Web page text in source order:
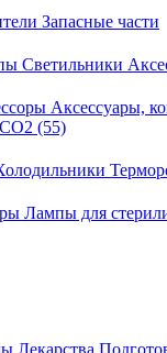
Запасные части
Светильники
Аксессуары,
(55)
Лампы для
Лекарства